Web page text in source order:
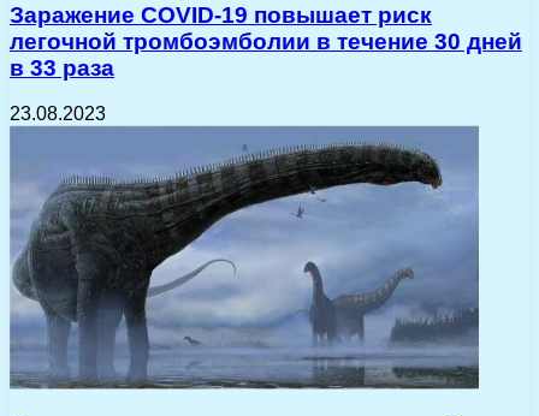
Заражение COVID-19 повышает риск
легочной тромбоэмболии в течение 30 дней
в 33 раза
23.08.2023